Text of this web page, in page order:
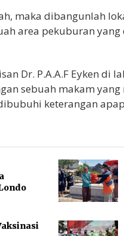
maka dibangunlah
area pekuburan
Dr. P.A.A.F Eyken di
sebuah makam
keterangan